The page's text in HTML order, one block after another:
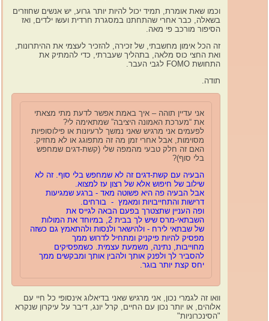
וכמו שאת אומרת, תמיד יכול להיות יותר גרוע, יש אנשים שחוזרים
בשאלה, כבר אחרי שהתחתנו במסגרת חרדית ועשו ילדים, ואז
הסיפור מורכב פי מאה.
זה הכל אימון מחשבתי, של זכירה, להזכיר לעצמי את ההיתרונות,
ואת החצי כוס מלאה, בתהליך שעברתי, כדי להמתיק את
התחושת FOMO לגבי העבר.
תודה.
אני עדיין תוהה – איך באמת אפשר לדעת מתי מצאתי
את “מערכת האמונה היציבה” שמתאימה לי?
לפעמים אני מרגיש שאני נמשך לרעיונות או פילוסופיות
מסוימות, אבל אחרי זמן מה זה מתפוגג או לא מחזיק.
האם זה חלק טבעי מהמפה שלי (קשת-דגים שמחפש
בלי סוף)?
הבעיה עם קשת-דגים זה לא שמחפש בלי סוף. זה לא
שילוב של חיפוש אלא של רצון עז למצוא.
אבל הבעיה פה היא פשוטה מאד - ברגע שמגיעות
דרישות והתחייבויות ומאמץ - בורחים.
ופה העניין שתצטרךבפעם הבאה לגייס את
השבתאי-מרס שיש לך בבית 2, במיוחד את המולות
של שבתאי לירח -ולהישאר ולנסות ולהתאמץ גם כשזה
מפסיק להיות פיקניק ומתחיל לדרוש ממך
מחוייבות, נתינה, משמעת עצמית. כשמפסיקים
להסביר לך ולפנק אותך ולהבין אותך ומבקשים ממך
יחס קצת יותר בוגר.
וואו זה לגמרי נכון, אני מרגיש שאני בדיאלוג אינסופי כל חיי עם
אלוהים, או יותר נכון עם החיים, קרל יונג, דיבר על עיקרון שנקרא
"הסינכרוניות"